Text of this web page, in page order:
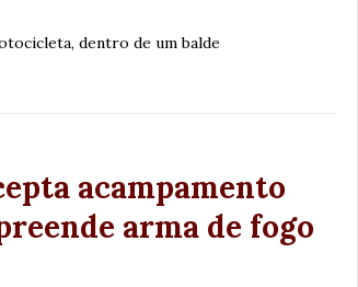
dentro de um balde
acampamento
arma de fogo